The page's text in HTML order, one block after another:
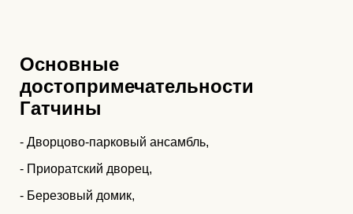
Основные
достопримечательности
Гатчины
- Дворцово-парковый ансамбль,
- Приоратский дворец,
- Березовый домик,